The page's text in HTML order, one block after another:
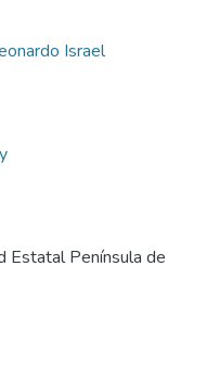
Israel
Estatal Península de